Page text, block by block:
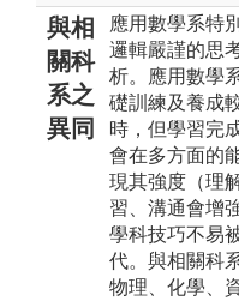
與相
關科
系之
異同
應用數學系特
邏輯嚴謹的思
析。應用數學
礎訓練及養成
時，但學習完
會在多方面的
現其強度（理
習、溝通會增
學科技巧不易
代。與相關科
物理、化學、